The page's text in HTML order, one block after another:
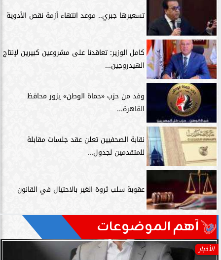
تسعيرها جبري.. موعد انتهاء أزمة نقص الأدوية
كامل الوزير: تعاقدنا على مشروعين كبيرين لإنتاج
الهيدروجين...
وفد من حزب «حماة الوطن» يزور محافظ
القاهرة...
نقابة الصحفيين تعلن عقد جلسات مقابلة
للمتقدمين لجدول...
عقوبة سلب ثروة الغير بالاحتيال في القانون
آهم الموضوعات
الأخبار